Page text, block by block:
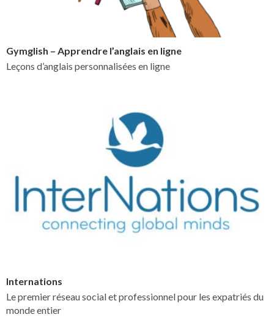
Gymglish – Apprendre l’anglais en ligne
Leçons d’anglais personnalisées en ligne
Internations
Le premier réseau social et professionnel pour les expatriés du
monde entier